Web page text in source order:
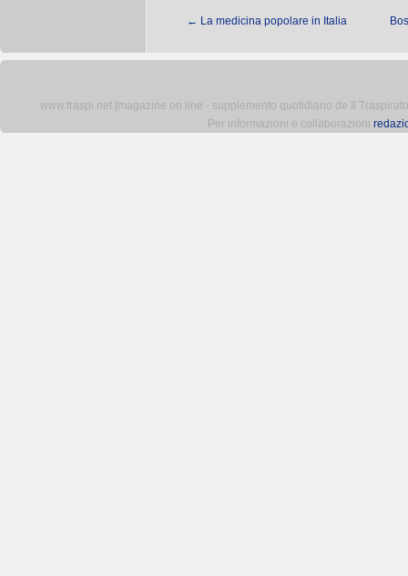
← La medicina popolare in Italia
www.traspi.net [magazine on line - supplemento quotidiano de Il
Per informazioni e collaborazioni